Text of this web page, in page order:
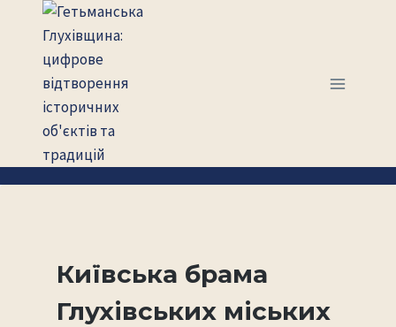
Перейти
Київська брама
Глухівських міських